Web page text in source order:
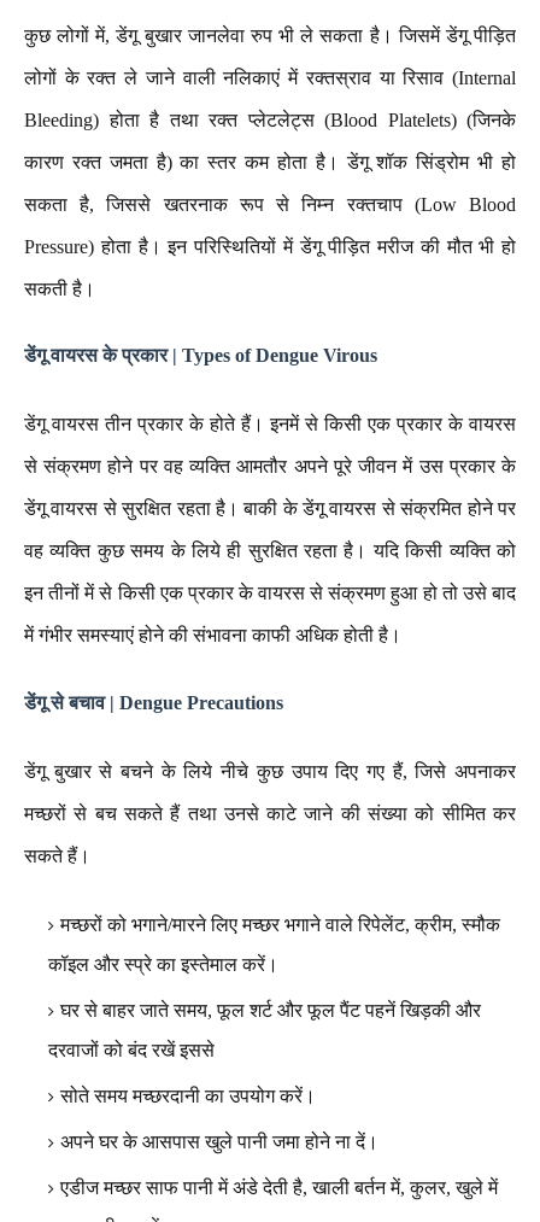
कुछ लोगों में, डेंगू बुखार जानलेवा रुप भी ले सकता है। जिसमें डेंगू पीड़ित
लोगों के रक्त ले जाने वाली नलिकाएं में रक्तस्राव या रिसाव (Internal
Bleeding) होता है तथा रक्त प्लेटलेट्स (Blood Platelets) (जिनके
कारण रक्त जमता है) का स्तर कम होता है। डेंगू शॉक सिंड्रोम भी हो
सकता है, जिससे खतरनाक रूप से निम्न रक्तचाप (Low Blood
Pressure) होता है। इन परिस्थितियों में डेंगू पीड़ित मरीज की मौत भी हो
सकती है।‌
डेंगू वायरस के प्रकार | Types of Dengue Virous
डेंगू वायरस तीन प्रकार के होते हैं। इनमें से किसी एक प्रकार के वायरस
से संक्रमण होने पर वह व्यक्ति आमतौर अपने पूरे जीवन में उस प्रकार के
डेंगू वायरस से सुरक्षित रहता है। बाकी के डेंगू वायरस से संक्रमित होने पर
वह व्यक्ति कुछ समय के लिये ही सुरक्षित रहता है। यदि किसी व्यक्ति को
इन तीनों में से किसी एक प्रकार के वायरस से संक्रमण हुआ हो तो उसे बाद
में गंभीर समस्याएं होने की संभावना काफी अधिक होती है।
डेंगू से बचाव | Dengue Precautions
डेंगू बुखार से बचने के लिये नीचे कुछ उपाय दिए गए हैं, जिसे अपनाकर
मच्छरों से बच सकते हैं तथा उनसे काटे जाने की संख्या को सीमित कर
सकते हैं।
मच्छरों को भगाने/मारने लिए मच्छर भगाने वाले रिपेलेंट, क्रीम, स्मौक
कॉइल और स्प्रे का इस्तेमाल करें।
घर से बाहर जाते समय, फूल शर्ट और फूल पैंट पहनें खिड़की और
दरवाजों को बंद रखें इससे
सोते समय मच्छरदानी का उपयोग करें।
अपने घर के आसपास खुले पानी जमा होने ना दें।
एडीज मच्छर साफ पानी में अंडे देती है, खाली बर्तन में, कुलर, खुले में